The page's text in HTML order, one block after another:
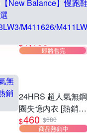
【New Balance】
慢跑鞋_女/中性_多
款任選
W3) (網路獨家款)
$
即將售完
24HRS 超人氣無鋼
圈失憶內衣 [熱銷好
評]
$460 $680
商品熱銷中